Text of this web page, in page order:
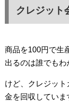
クレジット
商品を100円で生
出るのは誰でもわ
けど、クレジッ
金を回収していま